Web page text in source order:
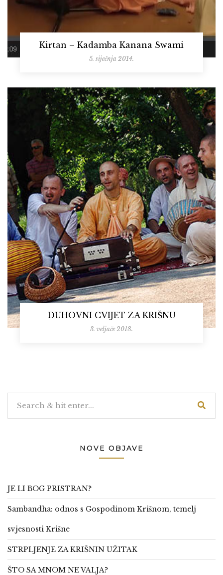
Kirtan – Kadamba Kanana Swami
5. siječnja 2014.
DUHOVNI CVIJET ZA KRIŠNU
3. veljače 2018.
NOVE OBJAVE
JE LI BOG PRISTRAN?
Sambandha: odnos s Gospodinom Krišnom, temelj
svjesnosti Krišne
STRPLJENJE ZA KRIŠNIN UŽITAK
ŠTO SA MNOM NE VALJA?